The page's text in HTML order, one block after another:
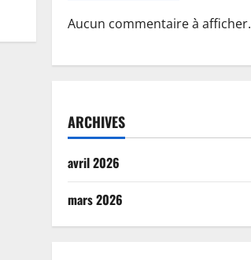
Aucun commentaire à afficher.
ARCHIVES
avril 2026
mars 2026